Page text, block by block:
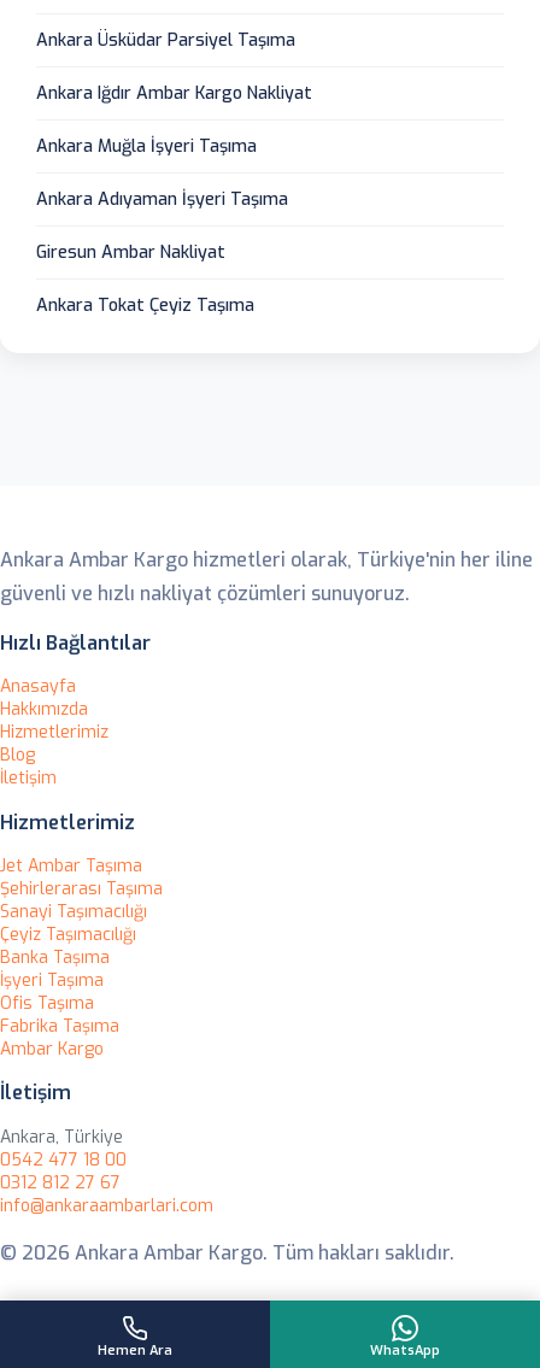
Ankara Üsküdar Parsiyel Taşıma
Ankara Iğdır Ambar Kargo Nakliyat
Ankara Muğla İşyeri Taşıma
Ankara Adıyaman İşyeri Taşıma
Giresun Ambar Nakliyat
Ankara Tokat Çeyiz Taşıma
Ankara Ambar Kargo hizmetleri olarak, Türkiye'nin her iline
güvenli ve hızlı nakliyat çözümleri sunuyoruz.
Hızlı Bağlantılar
Anasayfa
Hakkımızda
Hizmetlerimiz
Blog
İletişim
Hizmetlerimiz
Jet Ambar Taşıma
Şehirlerarası Taşıma
Sanayi Taşımacılığı
Çeyiz Taşımacılığı
Banka Taşıma
İşyeri Taşıma
Ofis Taşıma
Fabrika Taşıma
Ambar Kargo
İletişim
Ankara, Türkiye
0542 477 18 00
0312 812 27 67
info@ankaraambarlari.com
© 2026 Ankara Ambar Kargo. Tüm hakları saklıdır.
Hemen Ara WhatsApp